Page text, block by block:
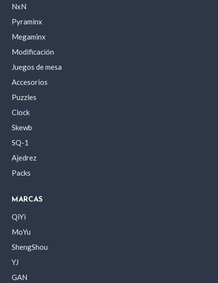
NxN
Pyraminx
Megaminx
Modificación
Juegos de mesa
Accesorios
Puzzles
Clock
Skewb
SQ-1
Ajedrez
Packs
MARCAS
QiYi
MoYu
ShengShou
YJ
GAN